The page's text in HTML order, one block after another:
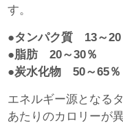
す。
●タンパク質 13～20
●脂肪 20～30％
●炭水化物 50～65％
エネルギー源となる
あたりのカロリーが